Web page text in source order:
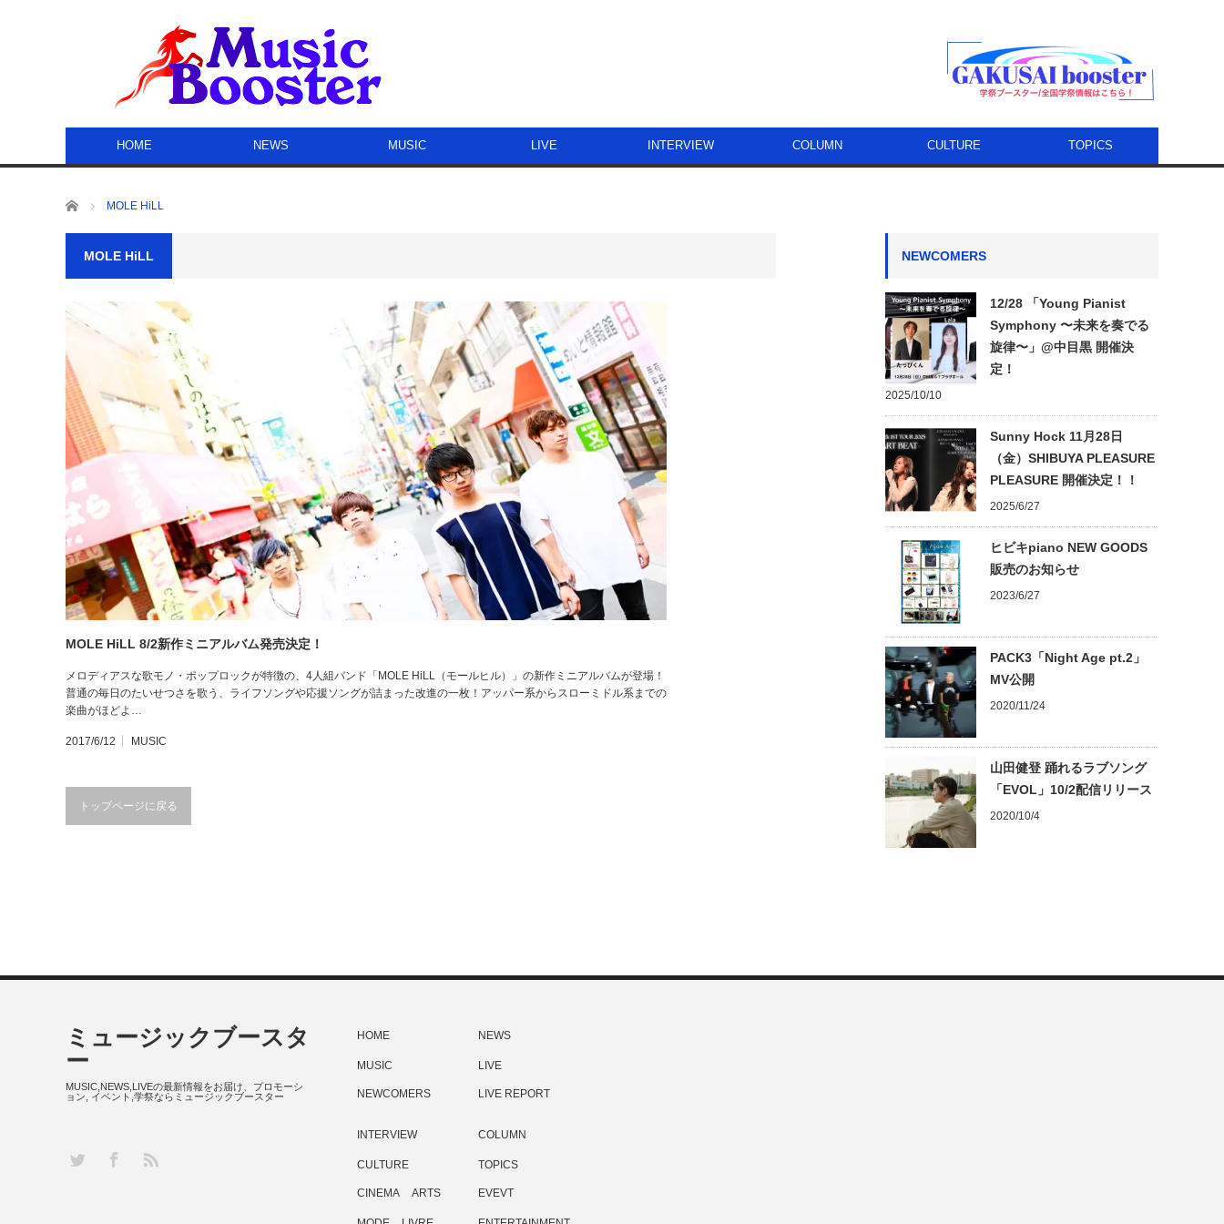
HOME NEWS MUSIC LIVE INTERVIEW COLUMN CULTURE TOPICS
ホーム MOLE HiLL
MOLE HiLL
MOLE HiLL 8/2新作ミニアルバム発売決定！
メロディアスな歌モノ・ポップロックが特徴の、4人組バンド「MOLE HiLL（モールヒル）」の新作ミニアルバムが登場！
普通の毎日のたいせつさを歌う、ライフソングや応援ソングが詰まった改進の一枚！アッパー系からスローミドル系までの
楽曲がほどよ…
2017/6/12 MUSIC
トップページに戻る
NEWCOMERS
12/28 「Young Pianist
Symphony 〜未来を奏でる
旋律〜」@中目黒 開催決
定！
2025/10/10
Sunny Hock 11月28日
（金）SHIBUYA PLEASURE
PLEASURE 開催決定！！
2025/6/27
ヒビキpiano NEW GOODS
販売のお知らせ
2023/6/27
PACK3「Night Age pt.2」
MV公開
2020/11/24
山田健登 踊れるラブソング
「EVOL」10/2配信リリース
2020/10/4
HOME NEWS
MUSIC
NEWCOMERS
LIVE
LIVE REPORT
INTERVIEW COLUMN
CULTURE
CINEMA ARTS
TOPICS
EVEVT
ミュージックブースタ
ー
MUSIC,NEWS,LIVEの最新情報をお届け、プロモーシ
ョン, イベント,学祭ならミュージックブースター
Twitter Facebook
RSS